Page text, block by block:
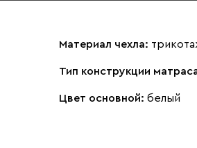
Материал чехла:
Тип конструкции
Цвет основной: белый